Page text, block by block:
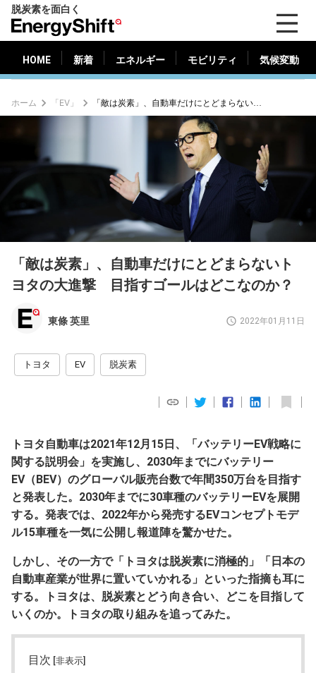
脱炭素を面白く
ナ
ジ
ー
フ
HOME 新着 エネルギー モビリティ 気候変動
新着 エネルギー 気候変動
ホーム 「EV」 「敵は炭素」、自動車だけにとどまらないトヨタの大進撃 目指すゴールはどこなのか？
「敵は炭素」、自動車だけにとどまらないト
ヨタの大進撃 目指すゴールはどこなのか？
東條 英里 2022年01月11日
トヨタ EV 脱炭素
トヨタ自動車は2021年12月15日、「バッテリーEV戦略に
関する説明会」を実施し、2030年までにバッテリー
EV（BEV）のグローバル販売台数で年間350万台を目指す
と発表した。2030年までに30車種のバッテリーEVを展開
する。発表では、2022年から発売するEVコンセプトモデ
ル15車種を一気に公開し報道陣を驚かせた。
しかし、その一方で「トヨタは脱炭素に消極的」「日本の
自動車産業が世界に置いていかれる」といった指摘も耳に
する。トヨタは、脱炭素とどう向き合い、どこを目指して
いくのか。トヨタの取り組みを追ってみた。
目次 [非表示]